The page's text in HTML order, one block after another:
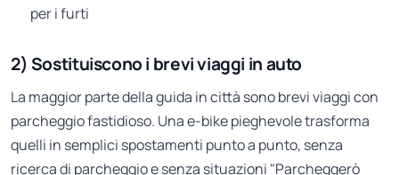
per i furti
2) Sostituiscono i brevi viaggi in auto
La maggior parte della guida in città sono brevi viaggi con
parcheggio fastidioso. Una e-bike pieghevole trasforma
quelli in semplici spostamenti punto a punto, senza
ricerca di parcheggio e senza situazioni "Parcheggerò